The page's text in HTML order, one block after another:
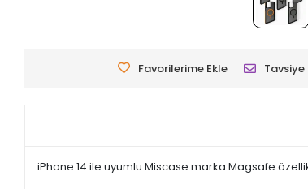
Favorilerime Ekle Tavsiye
iPhone 14 ile uyumlu Miscase marka Magsafe